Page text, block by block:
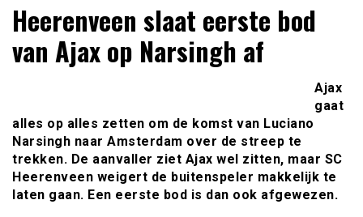
Heerenveen slaat eerste bod
van Ajax op Narsingh af
Ajax
gaat
alles op alles zetten om de komst van Luciano
Narsingh naar Amsterdam over de streep te
trekken. De aanvaller ziet Ajax wel zitten, maar SC
Heerenveen weigert de buitenspeler makkelijk te
laten gaan. Een eerste bod is dan ook afgewezen.